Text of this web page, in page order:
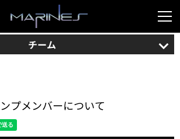
チーム
プメンバーについて